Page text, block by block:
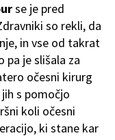
se je pred
so rekli, da
in vse od takrat
pa je slišala za
očesni kirurg
s pomočjo
koli očesni
ki stane kar